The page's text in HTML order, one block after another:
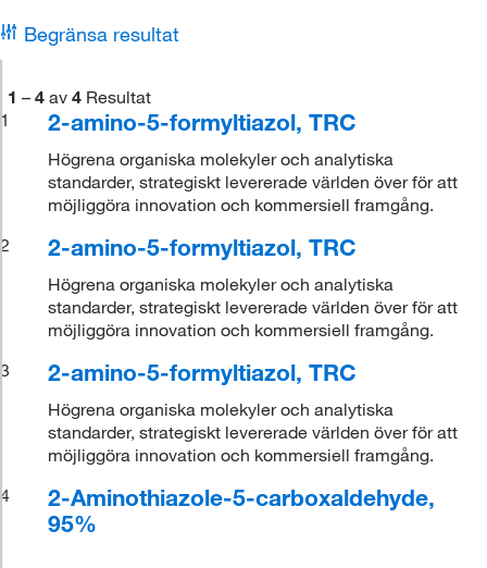
Begränsa resultat
1 – 4 av 4 Resultat
1
2-amino-5-formyltiazol, TRC
Högrena organiska molekyler och analytiska
standarder, strategiskt levererade världen över för att
möjliggöra innovation och kommersiell framgång.
2
2-amino-5-formyltiazol, TRC
Högrena organiska molekyler och analytiska
standarder, strategiskt levererade världen över för att
möjliggöra innovation och kommersiell framgång.
3
2-amino-5-formyltiazol, TRC
Högrena organiska molekyler och analytiska
standarder, strategiskt levererade världen över för att
möjliggöra innovation och kommersiell framgång.
4
2-Aminothiazole-5-carboxaldehyde,
95%